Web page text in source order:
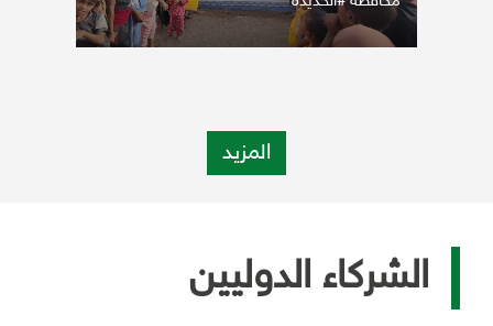
المزيد
الشركاء الدوليين